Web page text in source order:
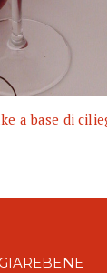
a base di